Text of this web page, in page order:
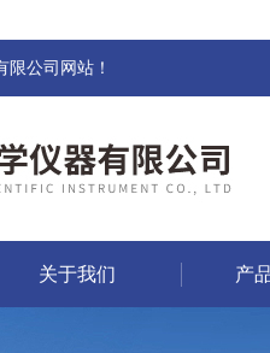
公司网站！
关于我们 产